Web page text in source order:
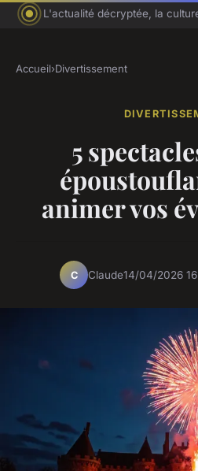
L'actualité décryptée, la
Accueil›Divertissement
5
animer vos
C Claude14/04/2026